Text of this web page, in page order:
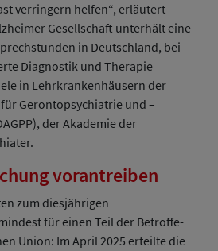
verringern helfen“, erläutert
Gesellschaft unterhält eine
in Deutschland, bei
Diagnostik und Therapie
in Lehrkrankenhäusern der
Gerontopsychiatrie und –
der Akademie der
vorantreiben
zum diesjährigen
für einen Teil der Betroffe-
Union: Im April 2025 erteilte die